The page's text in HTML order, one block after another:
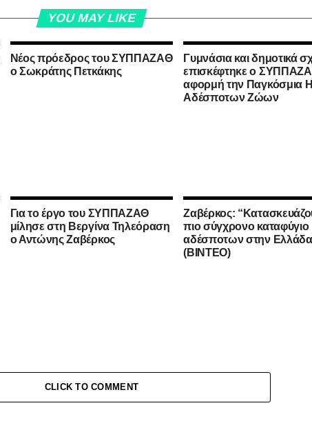
YOU MAY LIKE
Νέος πρόεδρος του ΣΥΠΠΑΖΑΘ
ο Σωκράτης Πετκάκης
Γυμνάσια και δημοτικά
επισκέφτηκε ο
αφορμή την Παγκόσμια
Αδέσποτων Ζώων
Για το έργο του ΣΥΠΠΑΖΑΘ
μίλησε στη Βεργίνα Τηλεόραση
ο Αντώνης Ζαβέρκος
Ζαβέρκος:
πιο σύγχρονο καταφύγιο
αδέσποτων στην
(ΒΙΝΤΕΟ)
CLICK TO COMMENT